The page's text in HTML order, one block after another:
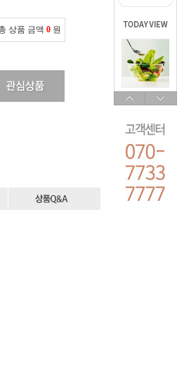
상품 금액 0 원